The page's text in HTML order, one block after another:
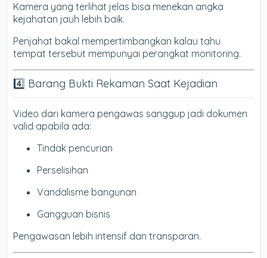
Kamera yang terlihat jelas bisa menekan angka
kejahatan jauh lebih baik.
Penjahat bakal mempertimbangkan kalau tahu
tempat tersebut mempunyai perangkat monitoring.
4️⃣ Barang Bukti Rekaman Saat Kejadian
Video dari kamera pengawas sanggup jadi dokumen
valid apabila ada:
Tindak pencurian
Perselisihan
Vandalisme bangunan
Gangguan bisnis
Pengawasan lebih intensif dan transparan.